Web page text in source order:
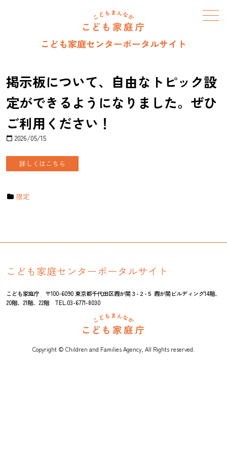
こども家庭センターポータルサイト
掲示板について、自由なトピック設
定ができるようになりました。ぜひ
ご利用ください！
calendar_today 2026/05/15
詳しくはこちら
限定
こども家庭センターポータルサイト
こども家庭庁 〒100-6090 東京都千代田区霞が関３-２-５ 霞が関ビルディング14階、
20階、21階、22階 TEL.03-6771-8030
Copyright © Children and Families Agency, All Rights reserved.